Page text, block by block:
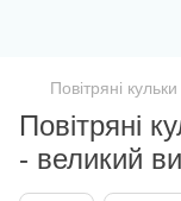
Повітряні кульки
Повітряні
- великий